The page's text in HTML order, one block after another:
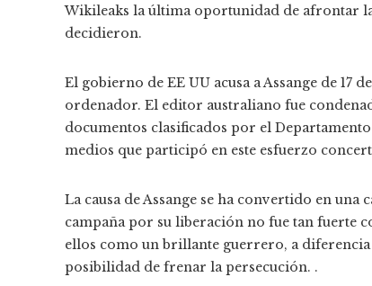
Wikileaks la última oportunidad de afrontar
decidieron.
El gobierno de EE UU acusa a Assange de
ordenador. El editor australiano fue
documentos clasificados por el
medios que participó en este esfuerzo
La causa de Assange se ha convertido en
campaña por su liberación no fue tan fuerte
ellos como un brillante guerrero, a
posibilidad de frenar la persecución. .